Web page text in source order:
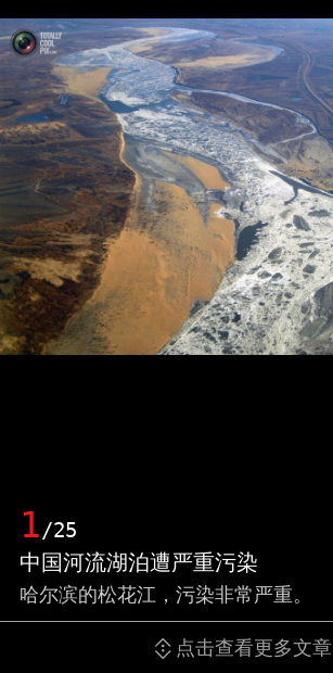
1/25
中国河流湖泊遭严重污染
哈尔滨的松花江，污染非常严重。
点击查看更多文章